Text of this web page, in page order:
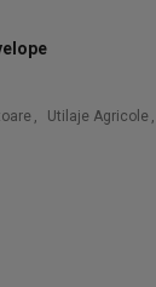
, Utilaje Agricole ,